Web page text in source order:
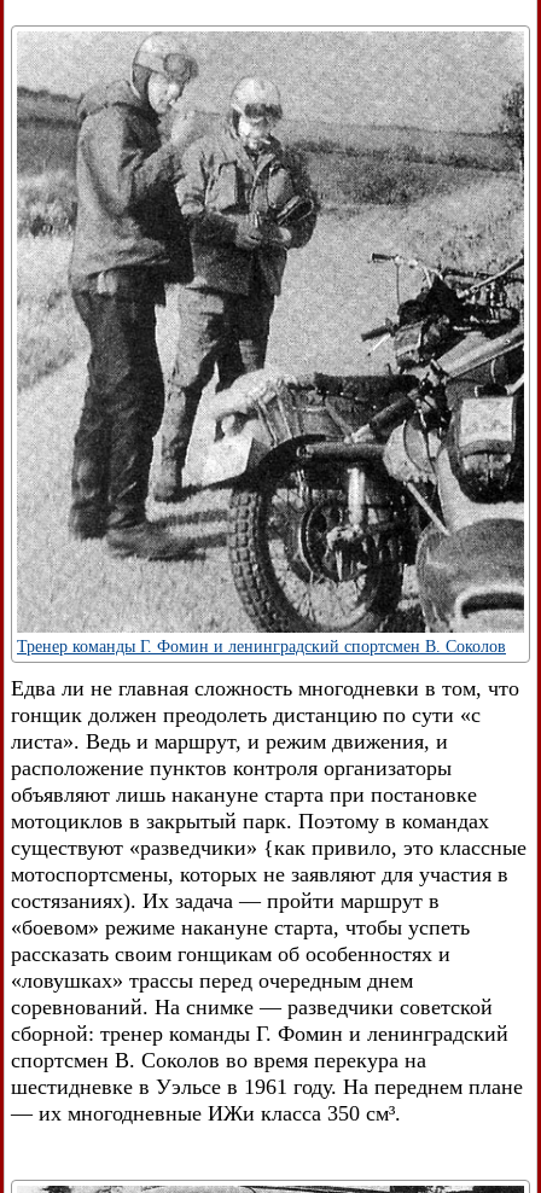
Тренер команды Г. Фомин и ленинградский спортсмен В. Соколов
Едва ли не главная сложность многодневки в том, что
гонщик должен преодолеть дистанцию по сути «с
листа». Ведь и маршрут, и режим движения, и
расположение пунктов контроля организаторы
объявляют лишь накануне старта при постановке
мотоциклов в закрытый парк. Поэтому в командах
существуют «разведчики» {как привило, это классные
мотоспортсмены, которых не заявляют для участия в
состязаниях). Их задача — пройти маршрут в
«боевом» режиме накануне старта, чтобы успеть
рассказать своим гонщикам об особенностях и
«ловушках» трассы перед очередным днем
соревнований. На снимке — разведчики советской
сборной: тренер команды Г. Фомин и ленинградский
спортсмен В. Соколов во время перекура на
шестидневке в Уэльсе в 1961 году. На переднем плане
— их многодневные ИЖи класса 350 см³.